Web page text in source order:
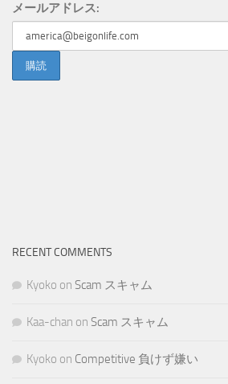
メールアドレス:
RECENT COMMENTS
Kyoko on Scam スキャム
Kaa-chan on Scam スキャム
Kyoko on Competitive 負けず嫌い